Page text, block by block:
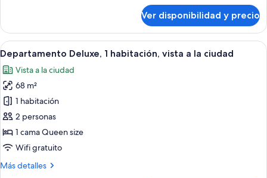
Bedroom
Sky
Presidential
Suite
Ver disponibilidad y precio
Ver
todas
las
fotos
de
Departamento
Deluxe,
1
habitación,
vista
Una sala de estar moderna con un
20
Departamento Deluxe, 1 habitación, vista a la ciudad
Vista a la ciudad
68 m²
1 habitación
2 personas
1 cama Queen size
Wifi gratuito
Más detalles
Más